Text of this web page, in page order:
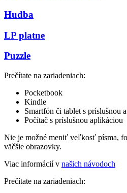
Hudba
LP platne
Puzzle
Prečítate na zariadeniach:
Pocketbook
Kindle
Smartfón či tablet s príslušnou
Počítač s príslušnou aplikáciou
Nie je možné meniť veľkosť písma,
väčšie obrazovky.
Viac informácií v našich návodoch
Prečítate na zariadeniach: